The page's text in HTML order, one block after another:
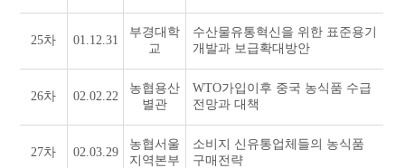
25차 01.12.31
부경대학
교
수산물유통혁신을 위한 표준용기
개발과 보급확대방안
26차 02.02.22
농협용산
별관
WTO가입이후 중국 농식품 수급
전망과 대책
27차 02.03.29
농협서울
지역본부
소비지 신유통업체들의 농식품
구매전략